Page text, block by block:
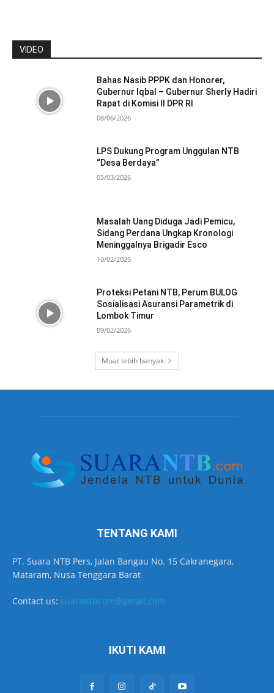
VIDEO
Bahas Nasib PPPK dan Honorer,
Gubernur Iqbal – Gubernur Sherly Hadiri
Rapat di Komisi II DPR RI
08/06/2026
LPS Dukung Program Unggulan NTB
“Desa Berdaya”
05/03/2026
Masalah Uang Diduga Jadi Pemicu,
Sidang Perdana Ungkap Kronologi
Meninggalnya Brigadir Esco
10/02/2026
Proteksi Petani NTB, Perum BULOG
Sosialisasi Asuransi Parametrik di
Lombok Timur
09/02/2026
Muat lebih banyak
TENTANG KAMI
PT. Suara NTB Pers, Jalan Bangau No. 15 Cakranegara,
Mataram, Nusa Tenggara Barat
Contact us: suarantbcom@gmail.com
IKUTI KAMI